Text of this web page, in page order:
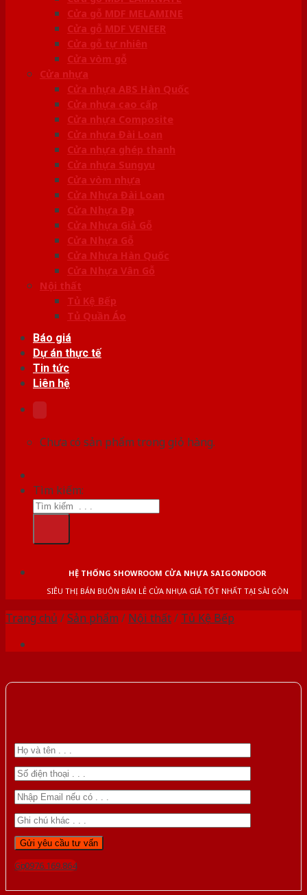
Cửa gỗ MDF MELAMINE
Cửa gỗ MDF VENEER
Cửa gỗ tự nhiên
Cửa vòm gỗ
Cửa nhựa
Cửa nhựa ABS Hàn Quốc
Cửa nhựa cao cấp
Cửa nhựa Composite
Cửa nhựa Đài Loan
Cửa nhựa ghép thanh
Cửa nhựa Sungyu
Cửa vòm nhựa
Cửa Nhựa Đài Loan
Cửa Nhựa Đẹp
Cửa Nhựa Giả Gỗ
Cửa Nhựa Gỗ
Cửa Nhựa Hàn Quốc
Cửa Nhựa Vân Gỗ
Nội thất
Tủ Kệ Bếp
Tủ Quần Áo
Báo giá
Dự án thực tế
Tin tức
Liên hệ
Chưa có sản phẩm trong giỏ hàng.
Tìm kiếm:
HỆ THỐNG SHOWROOM CỬA NHỰA SAIGONDOOR
SIÊU THỊ BÁN BUÔN BÁN LẺ CỬA NHỰA GIÁ TỐT NHẤT TẠI SÀI GÒN
Trang chủ /Sản phẩm / Nội thất/ Tủ Kệ Bếp
Gọi 0976.169.864